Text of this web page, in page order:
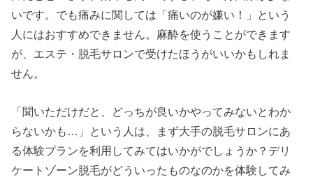
いです。でも痛みに関しては「痛いのが嫌い！」という
人にはおすすめできません。麻酔を使うことができます
が、エステ・脱毛サロンで受けたほうがいいかもしれま
せん。
「聞いただけだと、どっちが良いかやってみないとわか
らないかも…」という人は、まず大手の脱毛サロンにあ
る体験プランを利用してみてはいかがでしょうか？デリ
ケートゾーン脱毛がどういったものなのかを体験してみ